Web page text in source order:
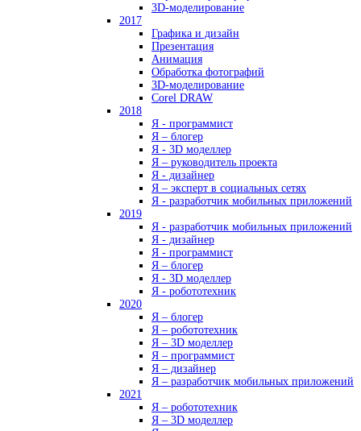
3D-моделирование
2017
Графика и дизайн
Презентация
Анимация
Обработка фотографий
3D-моделирование
Corel DRAW
2018
Я - программист
Я – блогер
Я - 3D моделлер
Я – руководитель проекта
Я - дизайнер
Я – эксперт в социальных сетях
Я - разработчик мобильных приложений
2019
Я - разработчик мобильных приложений
Я - дизайнер
Я - программист
Я – блогер
Я - 3D моделлер
Я - робототехник
2020
Я – блогер
Я – робототехник
Я – 3D моделлер
Я – программист
Я – дизайнер
Я – разработчик мобильных приложений
2021
Я – робототехник
Я – 3D моделлер